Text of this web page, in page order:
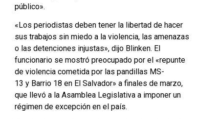
público».
«Los periodistas deben tener la libertad de hacer
sus trabajos sin miedo a la violencia, las amenazas
o las detenciones injustas», dijo Blinken. El
funcionario se mostró preocupado por el «repunte
de violencia cometida por las pandillas MS-
13 y Barrio 18 en El Salvador» a finales de marzo,
que llevó a la Asamblea Legislativa a imponer un
régimen de excepción en el país.